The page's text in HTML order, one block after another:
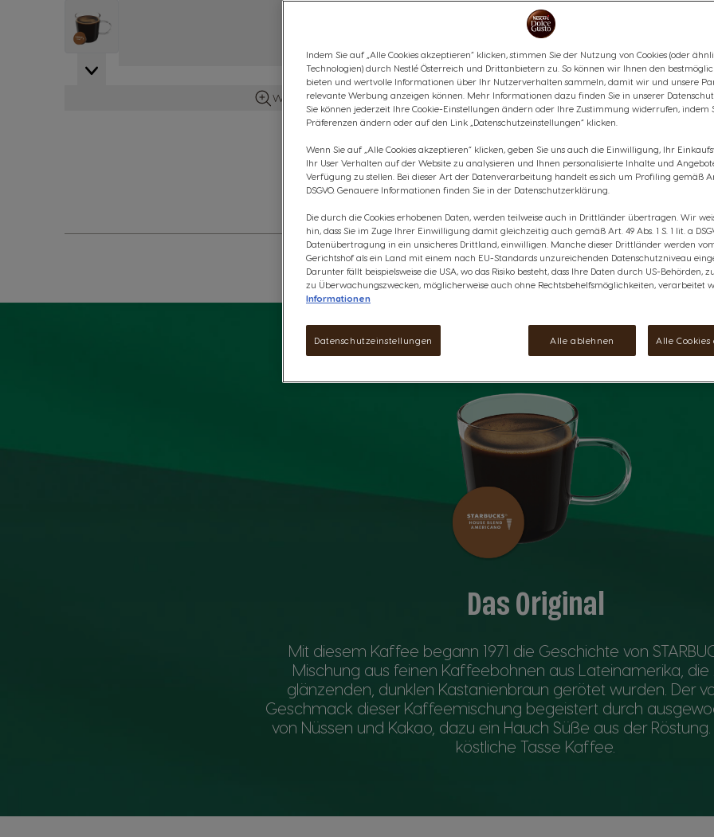
View larger image
Weitere Details anzeigen
ausgewogenen Noten von
Röstung. Jetzt ganz einfach zu
Maschine zubereitet.
Inhaltsstoffe
€ 6,99
Rabatt wird in Warenkorb angewendet
Verringern
Menge
Wunschliste
Wunschzettel
Das Original
Mit diesem Kaffee begann 1971 die Geschichte von
Mischung aus feinen Kaffeebohnen aus Lateinamerika, die
glänzenden, dunklen Kastanienbraun gerötet wurden. Der
Geschmack dieser Kaffeemischung begeistert durch
von Nüssen und Kakao, dazu ein Hauch Süße aus der
köstliche Tasse Kaffee.
Indem Sie auf „Alle Cookies akzeptieren“ klicken, stimmen Sie der Nutzung von Cookies (oder
Technologien) durch Nestlé Österreich und Drittanbietern zu. So können wir Ihnen den
bieten und wertvolle Informationen über Ihr Nutzerverhalten sammeln, damit wir und unsere
relevante Werbung anzeigen können. Mehr Informationen dazu finden Sie in unserer
Sie können jederzeit Ihre Cookie-Einstellungen ändern oder Ihre Zustimmung widerrufen, indem
Präferenzen ändern oder auf den Link „Datenschutzeinstellungen“ klicken.
Wenn Sie auf „Alle Cookies akzeptieren“ klicken, geben Sie uns auch die Einwilligung, Ihr
Ihr User Verhalten auf der Website zu analysieren und Ihnen personalisierte Inhalte und
Verfügung zu stellen. Bei dieser Art der Datenverarbeitung handelt es sich um Profiling gemäß
DSGVO. Genauere Informationen finden Sie in der Datenschutzerklärung.
Die durch die Cookies erhobenen Daten, werden teilweise auch in Drittländer übertragen. Wir
hin, dass Sie im Zuge Ihrer Einwilligung damit gleichzeitig auch gemäß Art. 49 Abs. 1 S. 1 lit. a
Datenübertragung in ein unsicheres Drittland, einwilligen. Manche dieser Drittländer werden
Gerichtshof als ein Land mit einem nach EU-Standards unzureichenden Datenschutzniveau
Darunter fällt beispielsweise die USA, wo das Risiko besteht, dass Ihre Daten durch US-Behörden,
zu Überwachungszwecken, möglicherweise auch ohne Rechtsbehelfsmöglichkeiten, verarbeitet
Informationen
Alle ablehnen Alle
Datenschutzeinstellungen